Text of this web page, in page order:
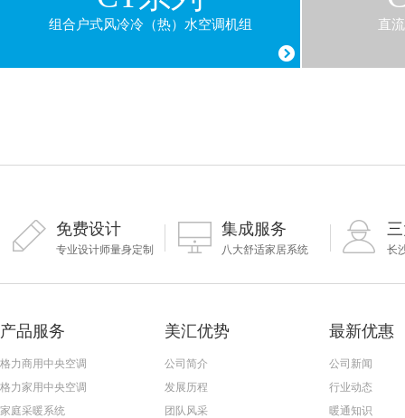
组合户式风冷冷（热）水空调机组 直
免费设计
专业设计师量身定制
集成服务
八大舒适家居系统 长
产品服务
格力商用中央空调
格力家用中央空调
家庭采暖系统
美汇优势
公司简介
发展历程
团队风采
最新优惠
公司新闻
行业动态
暖通知识